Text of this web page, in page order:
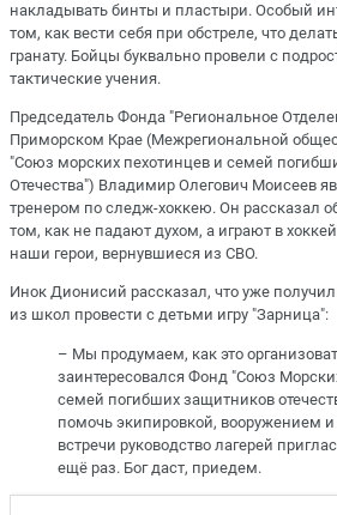
накладывать бинты и пластыри. Особый
том, как вести себя при обстреле, что
гранату. Бойцы буквально провели с
тактические учения.
Председатель Фонда "Региональное
Приморском Крае (Межрегиональной
"Союз морских пехотинцев и семей
Отечества") Владимир Олегович Моисеев
тренером по следж-хоккею. Он рассказал
том, как не падают духом, а играют в
наши герои, вернувшиеся из СВО.
Инок Дионисий рассказал, что уже
из школ провести с детьми игру "Зарница":
– Мы продумаем, как это
заинтересовался Фонд "Союз
семей погибших защитников
помочь экипировкой, вооружением и
встречи руководство лагерей
ещё раз. Бог даст, приедем.